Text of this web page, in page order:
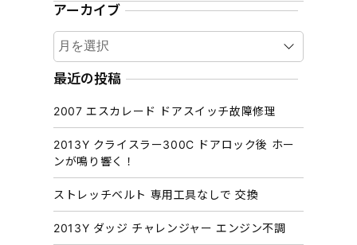
アーカイブ
ア
ー
カ
ブ
最近の投稿
2007 エスカレード ドアスイッチ故障修理
2013Y クライスラー300C ドアロック後 ホー
ンが鳴り響く！
ストレッチベルト 専用工具なしで 交換
2013Y ダッジ チャレンジャー エンジン不調